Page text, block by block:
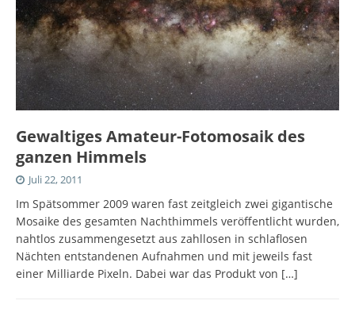
Gewaltiges Amateur-Fotomosaik des
ganzen Himmels
Juli 22, 2011
Im Spätsommer 2009 waren fast zeitgleich zwei gigantische
Mosaike des gesamten Nachthimmels veröffentlicht wurden,
nahtlos zusammengesetzt aus zahllosen in schlaflosen
Nächten entstandenen Aufnahmen und mit jeweils fast
einer Milliarde Pixeln. Dabei war das Produkt von […]